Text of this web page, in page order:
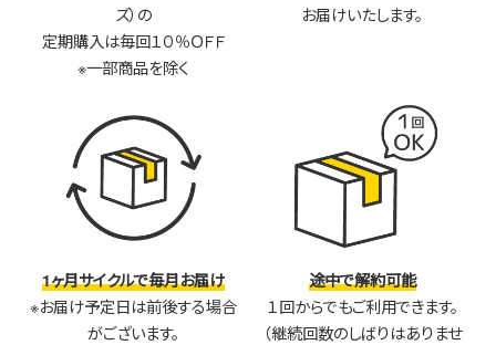
ズ）の
定期購入は毎回１０％ＯＦＦ
※一部商品を除く
お届けいたします。
1ヶ月サイクルで毎月お届け
※お届け予定日は前後する場合
がございます。
途中で解約可能
１回からでもご利用できます。
（継続回数のしばりはありませ